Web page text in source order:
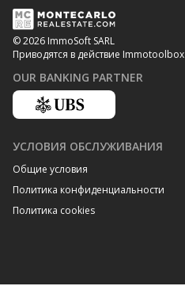
© 2026 ImmoSoft SARL
Приводятся в действие Immotoolbox
OUR BANKING PARTNER
УСЛОВИЯ ОБСЛУЖИВАНИЯ
Общие условия
Политика конфиденциальности
Политика cookies